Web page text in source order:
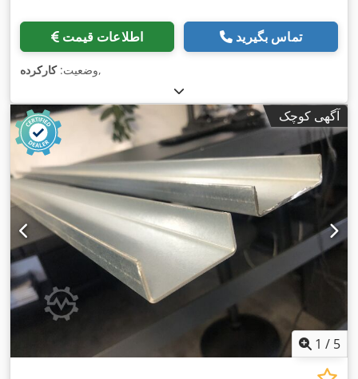
اطلاعات قیمت تماس بگیرید
وضعیت:کارکرده ,
آگهی کوچک
1 / 5